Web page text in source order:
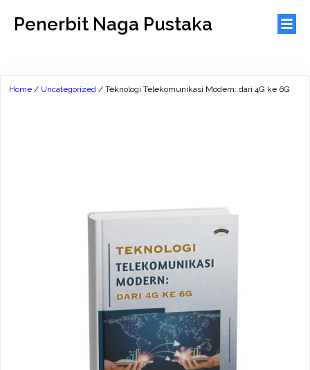
Penerbit Naga Pustaka
Home / Uncategorized / Teknologi Telekomunikasi Modern: dari 4G ke 6G